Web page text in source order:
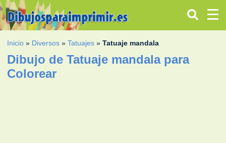
Inicio » Diversos »Tatuajes »Tatuaje mandala
Dibujo de Tatuaje mandala para
Colorear